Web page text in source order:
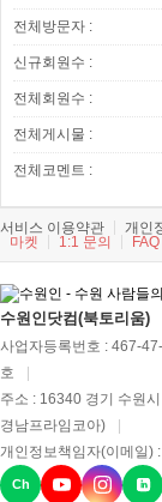
전체방문자 :
신규회원수 :
전체회원수 :
전체게시물 :
전체코멘트 :
서비스 이용약관 개인
마켓
1:1 문의 FAQ
수원인닷컴(북토리움)
사업자등록번호 : 467-
호
주소 : 16340 경기 수원
경남프라임코아)
개인정보책임자(이메일)
Ch